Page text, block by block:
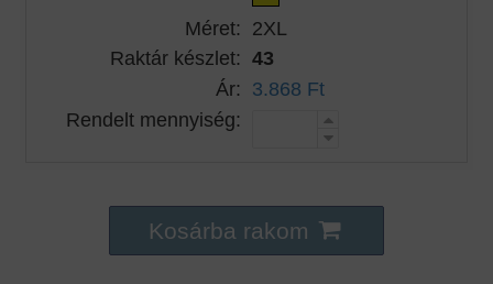
Méret: 2XL
Raktár készlet: 43
Ár: 3.868 Ft
Rendelt mennyiség:
Kosárba rakom